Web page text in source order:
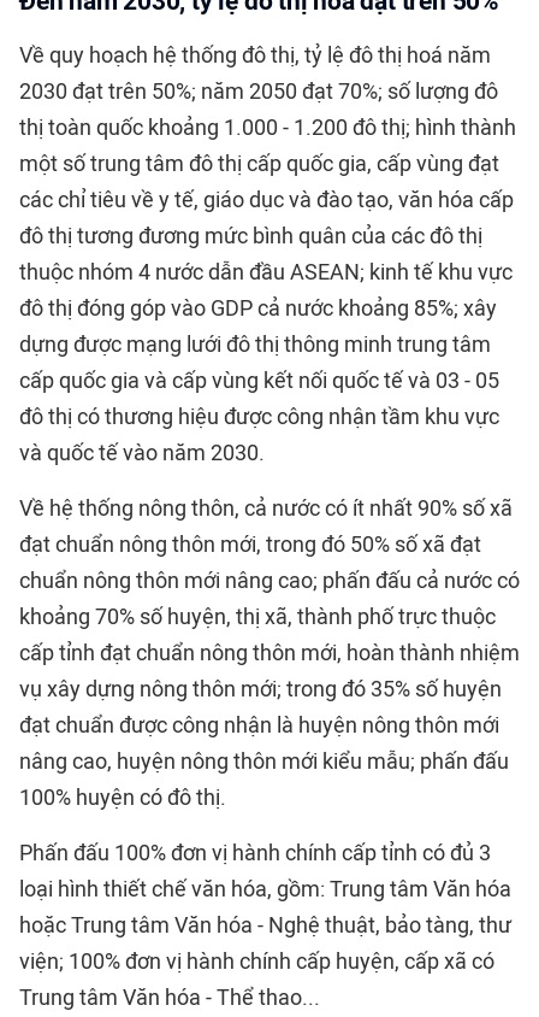
Về quy hoạch hệ thống đô thị, tỷ lệ đô thị hoá năm
2030 đạt trên 50%; năm 2050 đạt 70%; số lượng đô
thị toàn quốc khoảng 1.000 - 1.200 đô thị; hình thành
một số trung tâm đô thị cấp quốc gia, cấp vùng đạt
các chỉ tiêu về y tế, giáo dục và đào tạo, văn hóa cấp
đô thị tương đương mức bình quân của các đô thị
thuộc nhóm 4 nước dẫn đầu ASEAN; kinh tế khu vực
đô thị đóng góp vào GDP cả nước khoảng 85%; xây
dựng được mạng lưới đô thị thông minh trung tâm
cấp quốc gia và cấp vùng kết nối quốc tế và 03 - 05
đô thị có thương hiệu được công nhận tầm khu vực
và quốc tế vào năm 2030.
Về hệ thống nông thôn, cả nước có ít nhất 90% số xã
đạt chuẩn nông thôn mới, trong đó 50% số xã đạt
chuẩn nông thôn mới nâng cao; phấn đấu cả nước có
khoảng 70% số huyện, thị xã, thành phố trực thuộc
cấp tỉnh đạt chuẩn nông thôn mới, hoàn thành nhiệm
vụ xây dựng nông thôn mới; trong đó 35% số huyện
đạt chuẩn được công nhận là huyện nông thôn mới
nâng cao, huyện nông thôn mới kiểu mẫu; phấn đấu
100% huyện có đô thị.
Phấn đấu 100% đơn vị hành chính cấp tỉnh có đủ 3
loại hình thiết chế văn hóa, gồm: Trung tâm Văn hóa
hoặc Trung tâm Văn hóa - Nghệ thuật, bảo tàng, thư
viện; 100% đơn vị hành chính cấp huyện, cấp xã có
Trung tâm Văn hóa - Thể thao...